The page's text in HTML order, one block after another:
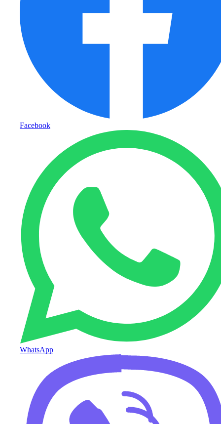
Facebook
WhatsApp